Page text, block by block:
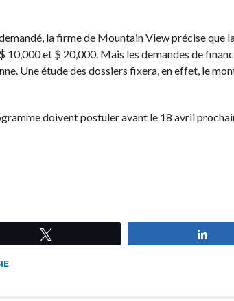
la firme de Mountain View précise que
10,000 et $ 20,000. Mais les demandes de
Une étude des dossiers fixera, en effet, le
doivent postuler avant le 18 avril